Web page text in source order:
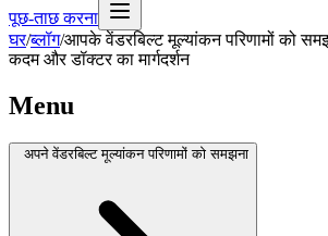
पूछ-ताछ करना
घर/ब्लॉग/आपके वेंडरबिल्ट मूल्यांकन परिणामों को
कदम और डॉक्टर का मार्गदर्शन
Menu
अपने वेंडरबिल्ट मूल्यांकन परिणामों को समझना